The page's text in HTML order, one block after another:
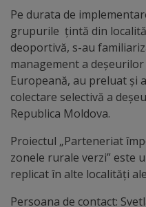
Primărie
Primar
Viceprimari
Organigrama
Aparatul
primăriei
Pe durata de
grupurile țintă din
deoportivă, s-au
management a
Europeană, au preluat și
colectare selectivă a
Republica Moldova.
Proiectul „Parteneriat
zonele rurale verzi” este
replicat în alte localități
Persoana de contact: